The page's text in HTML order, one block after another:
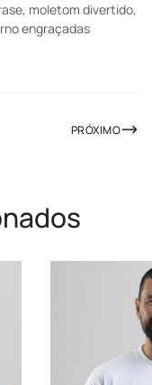
, moletom divertido,
engraçadas
PRÓXIMO
older?